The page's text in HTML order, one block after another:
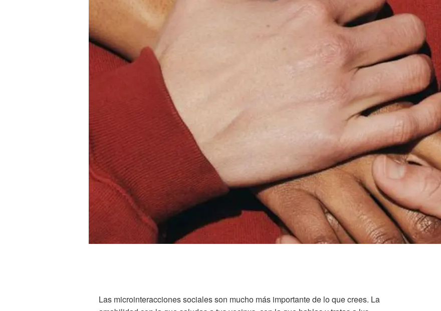
Las microinteracciones sociales son mucho más importante de lo que crees. La